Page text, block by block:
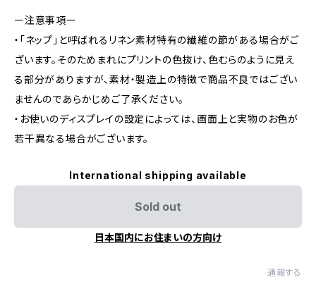
ー注意事項ー
・「ネップ」と呼ばれるリネン素材特有の繊維の節がある場合がご
ざいます。そのためまれにプリントの色抜け、色むらのように見え
る部分がありますが、素材・製造上の特徴で商品不良ではござい
ませんのであらかじめご了承ください。
・お使いのディスプレイの設定によっては、画面上と実物のお色が
若干異なる場合がございます。
International shipping available
Sold out
日本国内にお住まいの方向け
通報する